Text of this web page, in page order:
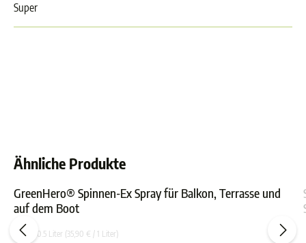
Super
Ähnliche Produkte
von 0 von 5 Sternen Durchschnittliche
GreenHero® Spinnen-Ex Spray für Balkon, Terrasse und
auf dem Boot
Inhalt: 0.5 Liter (35,90 € / 1 Liter)